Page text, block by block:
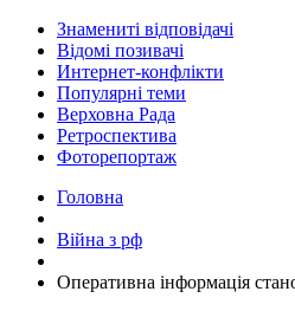
Знамениті відповідачі
Відомі позивачі
Интернет-конфлікти
Популярні теми
Верховна Рада
Ретроспектива
Фоторепортаж
Головна
Війна з рф
​Оперативна інформація